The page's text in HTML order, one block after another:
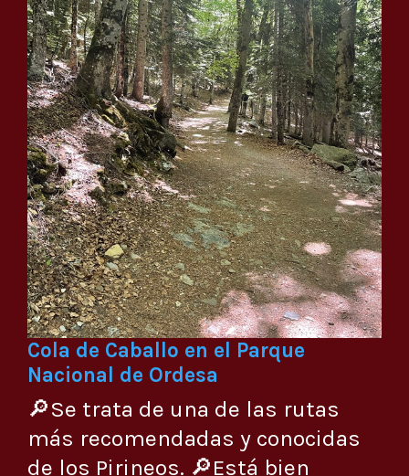
Cola de Caballo en el Parque
Nacional de Ordesa
🔎Se trata de una de las rutas
más recomendadas y conocidas
de los Pirineos. 🔎Está bien